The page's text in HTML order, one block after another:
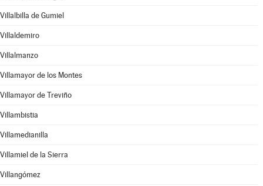
Villalbilla de Gumiel
Villaldemiro
Villalmanzo
Villamayor de los Montes
Villamayor de Treviño
Villambistia
Villamedianilla
Villamiel de la Sierra
Villangómez